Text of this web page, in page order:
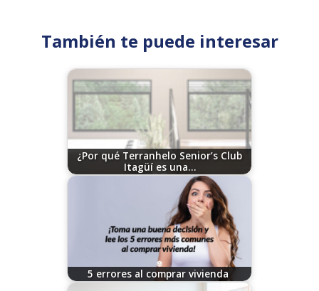
También te puede interesar
¿Por qué Terranhelo Senior’s Club
Itagüí es una…
07/10/2026
5 errores al comprar vivienda